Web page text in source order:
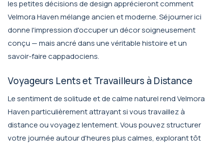
les petites décisions de design apprécieront comment
Velmora Haven mélange ancien et moderne. Séjourner ici
donne l'impression d'occuper un décor soigneusement
conçu — mais ancré dans une véritable histoire et un
savoir-faire cappadociens.
Voyageurs Lents et Travailleurs à Distance
Le sentiment de solitude et de calme naturel rend Velmora
Haven particulièrement attrayant si vous travaillez à
distance ou voyagez lentement. Vous pouvez structurer
votre journée autour d'heures plus calmes, explorant tôt